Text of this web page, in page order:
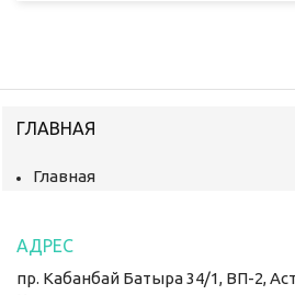
ГЛАВНАЯ
Главная
пр. Кабанбай Батыра 34/1, ВП-2,